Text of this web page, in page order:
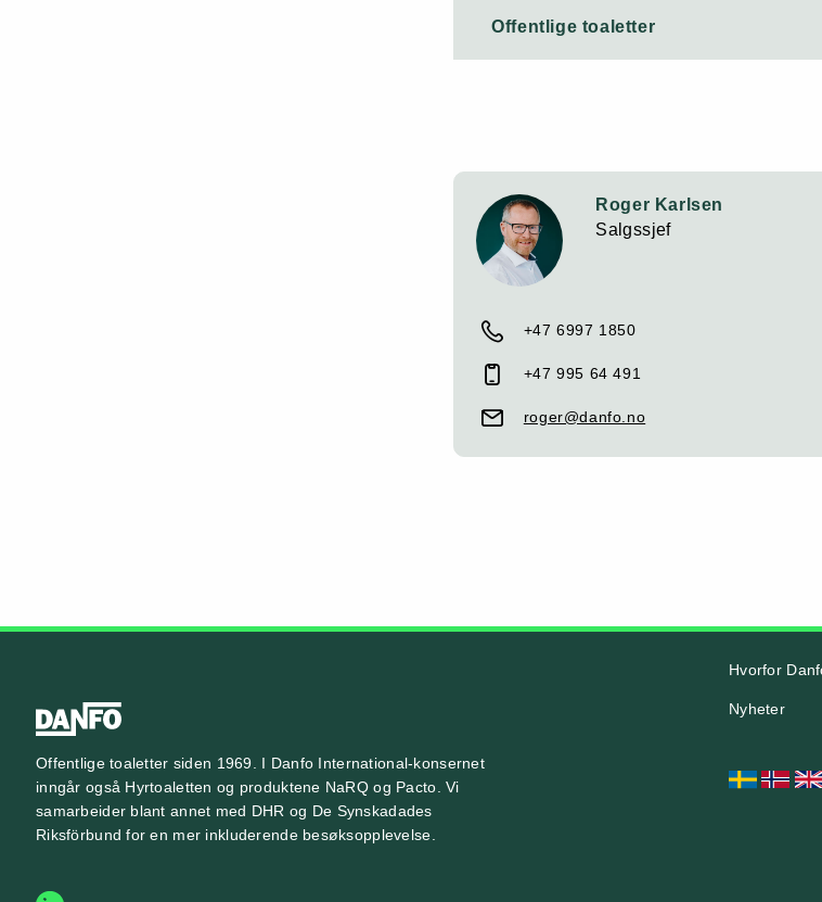
Offentlige toaletter
Roger Karlsen
Salgssjef
+47 6997 1850
+47 995 64 491
roger@danfo.no
Offentlige toaletter siden 1969. I Danfo International-konsernet
inngår også Hyrtoaletten og produktene NaRQ og Pacto. Vi
samarbeider blant annet med DHR og De Synskadades
Riksförbund for en mer inkluderende besøksopplevelse.
Hvorfor
Nyheter